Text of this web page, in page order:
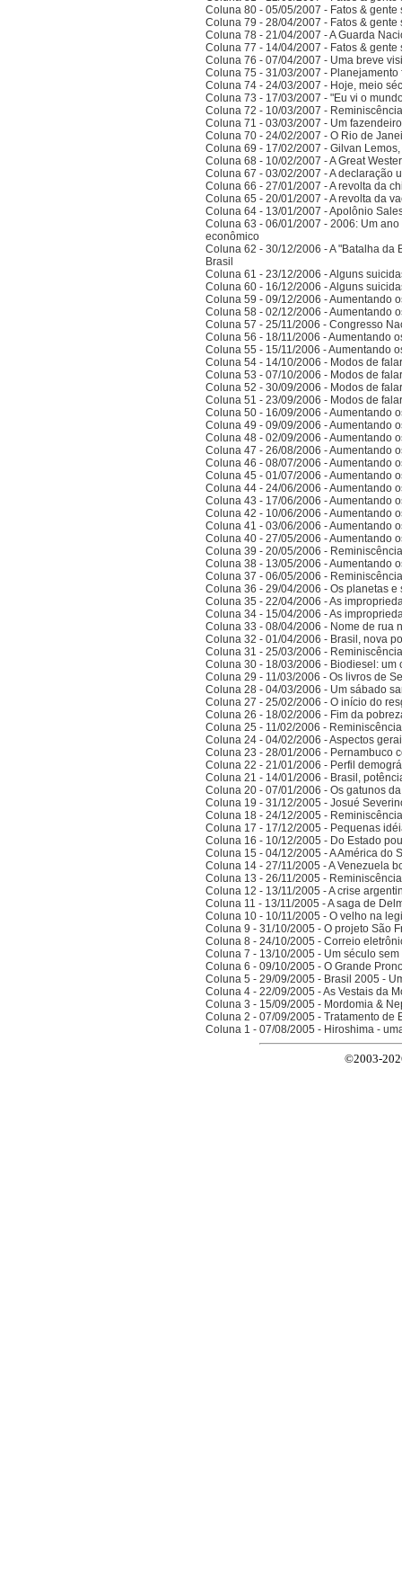
Coluna 80 - 05/05/2007 - Fatos &
Coluna 79 - 28/04/2007 - Fatos &
Coluna 78 - 21/04/2007 - A Guarda
Coluna 77 - 14/04/2007 - Fatos &
Coluna 76 - 07/04/2007 - Uma breve
Coluna 75 - 31/03/2007 -
Coluna 74 - 24/03/2007 - Hoje, meio
Coluna 73 - 17/03/2007 - "Eu vi o
Coluna 72 - 10/03/2007 -
Coluna 71 - 03/03/2007 - Um
Coluna 70 - 24/02/2007 - O Rio de
Coluna 69 - 17/02/2007 - Gilvan
Coluna 68 - 10/02/2007 - A Great
Coluna 67 - 03/02/2007 - A declaração
Coluna 66 - 27/01/2007 - A revolta da
Coluna 65 - 20/01/2007 - A revolta da
Coluna 64 - 13/01/2007 - Apolônio
Coluna 63 - 06/01/2007 - 2006: Um
econômico
Coluna 62 - 30/12/2006 - A "Batalha
Brasil
Coluna 61 - 23/12/2006 - Alguns
Coluna 60 - 16/12/2006 - Alguns
Coluna 59 - 09/12/2006 - Aumentando
Coluna 58 - 02/12/2006 - Aumentando
Coluna 57 - 25/11/2006 - Congresso
Coluna 56 - 18/11/2006 - Aumentando
Coluna 55 - 15/11/2006 - Aumentando
Coluna 54 - 14/10/2006 - Modos de
Coluna 53 - 07/10/2006 - Modos de
Coluna 52 - 30/09/2006 - Modos de
Coluna 51 - 23/09/2006 - Modos de
Coluna 50 - 16/09/2006 - Aumentando
Coluna 49 - 09/09/2006 - Aumentando
Coluna 48 - 02/09/2006 - Aumentando
Coluna 47 - 26/08/2006 - Aumentando
Coluna 46 - 08/07/2006 - Aumentando
Coluna 45 - 01/07/2006 - Aumentando
Coluna 44 - 24/06/2006 - Aumentando
Coluna 43 - 17/06/2006 - Aumentando
Coluna 42 - 10/06/2006 - Aumentando
Coluna 41 - 03/06/2006 - Aumentando
Coluna 40 - 27/05/2006 - Aumentando
Coluna 39 - 20/05/2006 -
Coluna 38 - 13/05/2006 - Aumentando
Coluna 37 - 06/05/2006 -
Coluna 36 - 29/04/2006 - Os planetas e
Coluna 35 - 22/04/2006 - As
Coluna 34 - 15/04/2006 - As
Coluna 33 - 08/04/2006 - Nome de rua
Coluna 32 - 01/04/2006 - Brasil, nova
Coluna 31 - 25/03/2006 -
Coluna 30 - 18/03/2006 - Biodiesel:
Coluna 29 - 11/03/2006 - Os livros de
Coluna 28 - 04/03/2006 - Um sábado
Coluna 27 - 25/02/2006 - O início do
Coluna 26 - 18/02/2006 - Fim da
Coluna 25 - 11/02/2006 -
Coluna 24 - 04/02/2006 - Aspectos
Coluna 23 - 28/01/2006 - Pernambuco
Coluna 22 - 21/01/2006 - Perfil
Coluna 21 - 14/01/2006 - Brasil,
Coluna 20 - 07/01/2006 - Os gatunos
Coluna 19 - 31/12/2005 - Josué
Coluna 18 - 24/12/2005 -
Coluna 17 - 17/12/2005 - Pequenas
Coluna 16 - 10/12/2005 - Do Estado
Coluna 15 - 04/12/2005 - A América do
Coluna 14 - 27/11/2005 - A Venezuela
Coluna 13 - 26/11/2005 -
Coluna 12 - 13/11/2005 - A crise
Coluna 11 - 13/11/2005 - A saga de
Coluna 10 - 10/11/2005 - O velho na
Coluna 9 - 31/10/2005 - O projeto São
Coluna 8 - 24/10/2005 - Correio
Coluna 7 - 13/10/2005 - Um século
Coluna 6 - 09/10/2005 - O Grande
Coluna 5 - 29/09/2005 - Brasil 2005 -
Coluna 4 - 22/09/2005 - As Vestais da
Coluna 3 - 15/09/2005 - Mordomia &
Coluna 2 - 07/09/2005 - Tratamento de
Coluna 1 - 07/08/2005 - Hiroshima -
©2003-